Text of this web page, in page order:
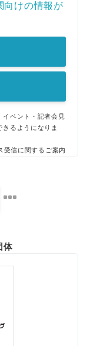
向けの情報が
イベント・記者会見
るようになりま
受信に関するご案内
体